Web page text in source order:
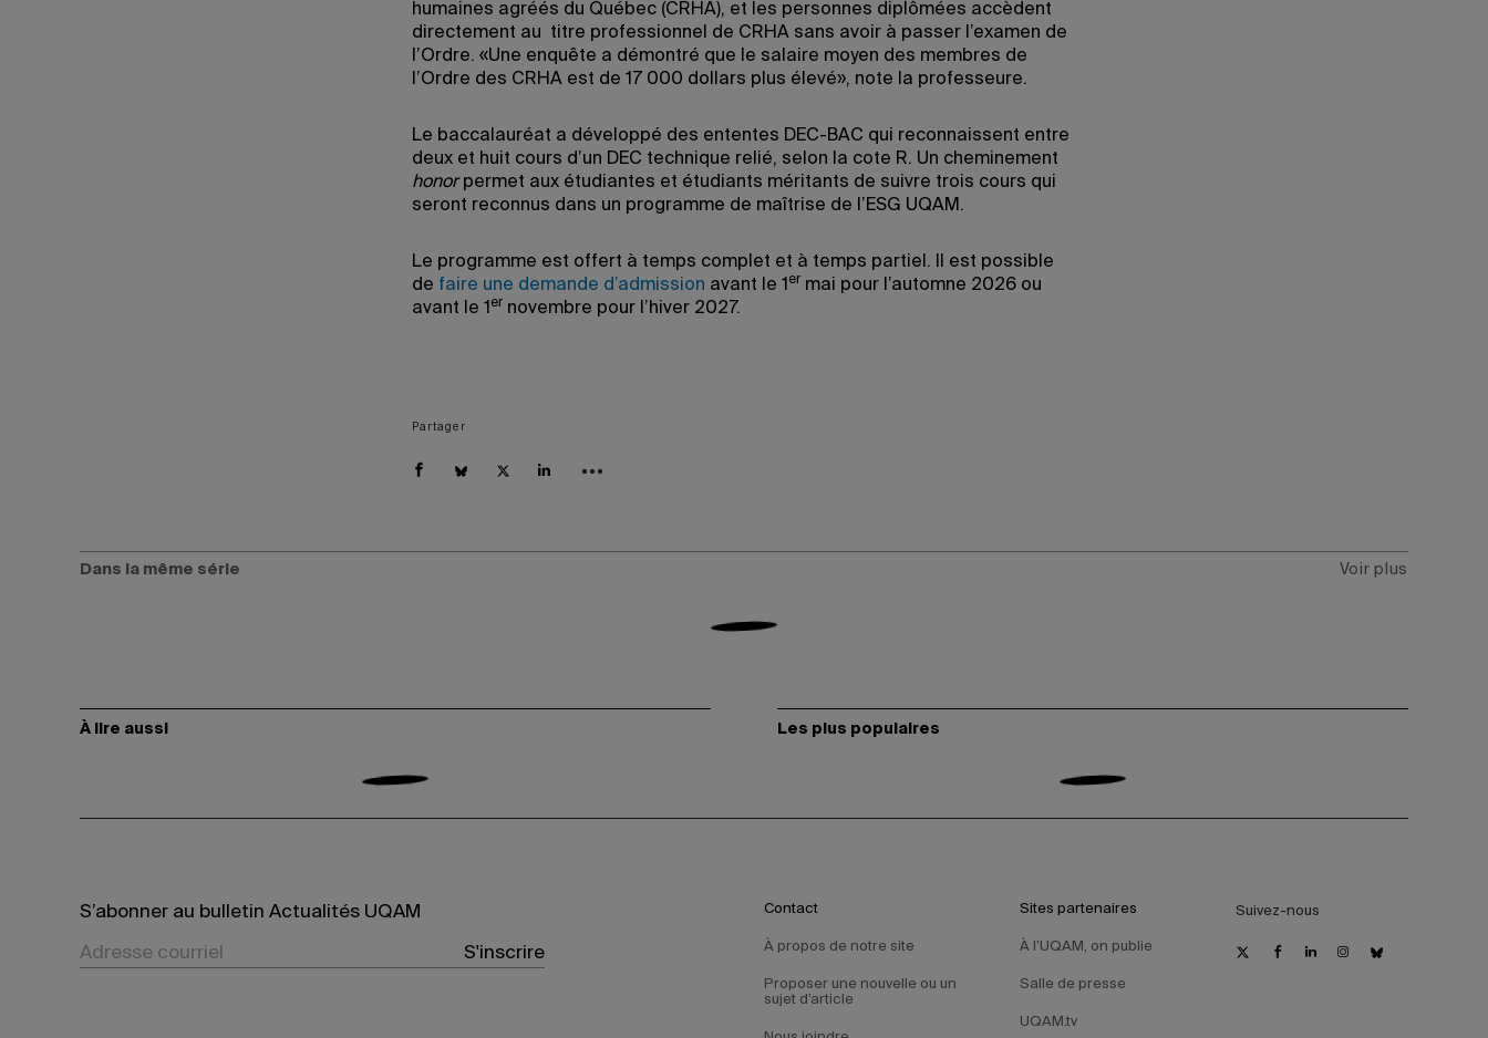
humaines agréés du Québec (CRHA), et les personnes diplômées accèdent
directement au titre professionnel de CRHA sans avoir à passer l’examen de
l’Ordre. «Une enquête a démontré que le salaire moyen des membres de
l’Ordre des CRHA est de 17 000 dollars plus élevé», note la professeure.
Le baccalauréat a développé des ententes DEC-BAC qui reconnaissent entre
deux et huit cours d’un DEC technique relié, selon la cote R. Un cheminement
honorpermet aux étudiantes et étudiants méritants de suivre trois cours qui
seront reconnus dans un programme de maîtrise de l’ESG UQAM.
Le programme est offert à temps complet et à temps partiel. Il est possible
de faire une demande d’admission avant le 1 er mai pour l’automne 2026 ou
avant le 1 er novembre pour l’hiver 2027.
Partager
Dans la même série Voir plus
À lire aussi Les plus populaires
S’abonner au bulletin Actualités UQAM
S'inscrire
Contact
À propos de notre site
Proposer une nouvelle ou un
sujet d’article
Sites partenaires
À l’UQAM, on publie
Salle de presse
UQAM.tv
Suivez-nous